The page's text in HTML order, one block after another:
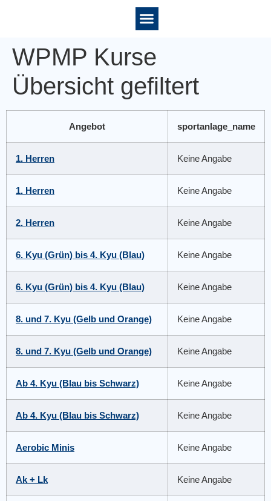
WPMP Kurse
Übersicht gefiltert
Angebot sportanlage_name
1. Herren Keine Angabe
1. Herren Keine Angabe
2. Herren Keine Angabe
6. Kyu (Grün) bis 4. Kyu (Blau) Keine Angabe
6. Kyu (Grün) bis 4. Kyu (Blau) Keine Angabe
8. und 7. Kyu (Gelb und Orange) Keine Angabe
8. und 7. Kyu (Gelb und Orange) Keine Angabe
Ab 4. Kyu (Blau bis Schwarz) Keine Angabe
Ab 4. Kyu (Blau bis Schwarz) Keine Angabe
Aerobic Minis Keine Angabe
Ak + Lk Keine Angabe